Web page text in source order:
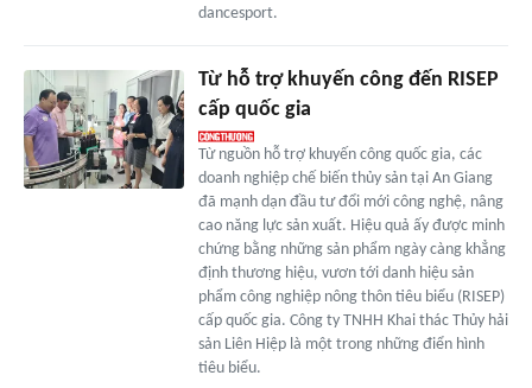
dancesport.
Từ hỗ trợ khuyến công đến RISEP
cấp quốc gia
Từ nguồn hỗ trợ khuyến công quốc gia, các
doanh nghiệp chế biến thủy sản tại An Giang
đã mạnh dạn đầu tư đổi mới công nghệ, nâng
cao năng lực sản xuất. Hiệu quả ấy được minh
chứng bằng những sản phẩm ngày càng khẳng
định thương hiệu, vươn tới danh hiệu sản
phẩm công nghiệp nông thôn tiêu biểu (RISEP)
cấp quốc gia. Công ty TNHH Khai thác Thủy hải
sản Liên Hiệp là một trong những điển hình
tiêu biểu.